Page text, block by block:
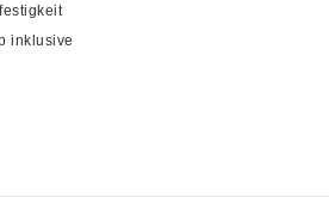
inklusive